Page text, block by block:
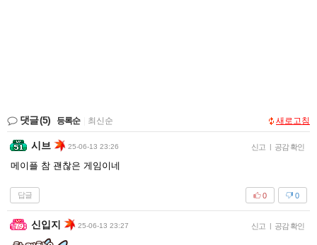
댓글(5) 등록순 최신순 새로고침
시브 25-06-13 23:26 신고 | 공감 확인
메이플 참 괜찮은 게임이네
답글 0
0
신입지 25-06-13 23:27 신고 | 공감 확인